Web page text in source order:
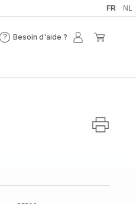
FR NL
Besoin d'aide ?
Besoin
Mon